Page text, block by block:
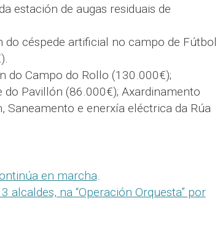
estación de augas residuais de
do céspede artificial no campo de Fútbol
do Campo do Rollo (130.000€);
do Pavillón (86.000€); Axardinamento
Saneamento e enerxía eléctrica da Rúa
en marcha.
alcaldes, na “Operación Orquesta” por